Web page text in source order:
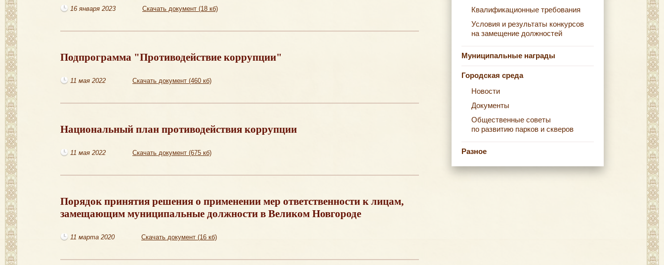
16 января 2023 Скачать документ (18 кб)
Подпрограмма "Противодействие коррупции"
11 мая 2022 Скачать документ (460 кб)
Национальный план противодействия коррупции
11 мая 2022 Скачать документ (675 кб)
Порядок принятия решения о применении мер ответственности к лицам,
замещающим муниципальные должности в Великом Новгороде
11 марта 2020 Скачать документ (16 кб)
Квалификационные требования
Условия и результаты конкурсов
на замещение должностей
Муниципальные награды
Городская среда
Новости
Документы
Общественные советы
по развитию парков и скверов
Разное